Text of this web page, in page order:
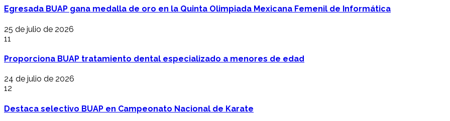
Egresada BUAP gana medalla de oro en la Quinta Olimpiada Mexicana Femenil de Informática
25 de julio de 2026
11
Proporciona BUAP tratamiento dental especializado a menores de edad
24 de julio de 2026
12
Destaca selectivo BUAP en Campeonato Nacional de Karate